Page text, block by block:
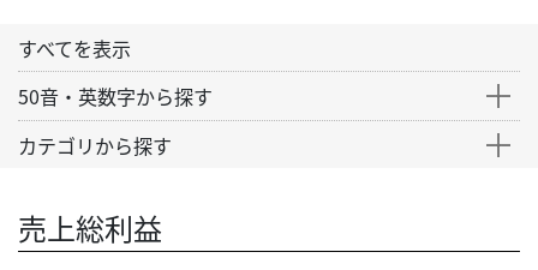
すべてを表示
50音・英数字から探す
カテゴリから探す
売上総利益